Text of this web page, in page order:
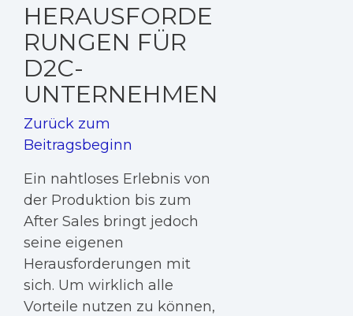
HERAUSFORDE
RUNGEN FÜR
D2C-
UNTERNEHMEN
Zurück zum
Beitragsbeginn
Ein nahtloses Erlebnis von
der Produktion bis zum
After Sales bringt jedoch
seine eigenen
Herausforderungen mit
sich. Um wirklich alle
Vorteile nutzen zu können,